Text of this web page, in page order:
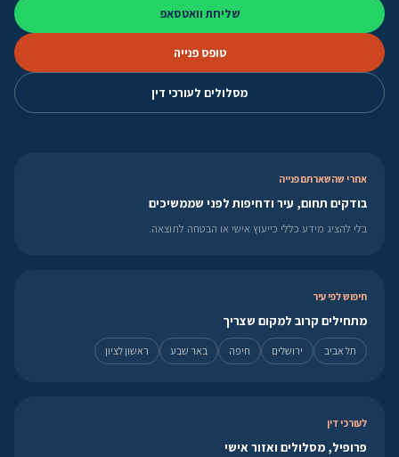
שליחת וואטסאפ
טופס פנייה
מסלולים לעורכי דין
אחרי שהשארתם פנייה
בודקים תחום, עיר ודחיפות לפני שממשיכים
בלי להציג מידע כללי כייעוץ אישי או הבטחה לתוצאה.
חיפוש לפי עיר
מתחילים קרוב למקום שצריך
תל אביב ירושלים חיפה באר שבע ראשון לציון
לעורכי דין
פרופיל, מסלולים ואזור אישי